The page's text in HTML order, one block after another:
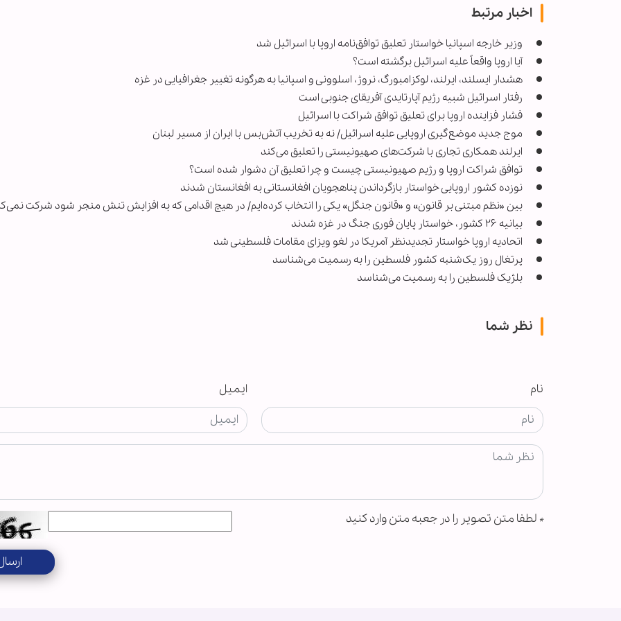
اخبار مرتبط
وزیر خارجه اسپانیا خواستار تعلیق توافق‌نامه اروپا با اسرائیل شد
آیا اروپا واقعاً علیه اسرائیل برگشته است؟
هشدار ایسلند، ایرلند، لوکزامبورگ، نروژ، اسلوونی و اسپانیا به هرگونه تغییر جغرافیایی در غزه
رفتار اسرائیل شبیه رژیم آپارتایدی آفریقای جنوبی است
فشار فزاینده اروپا برای تعلیق توافق شراکت با اسرائیل
موج جدید موضع‌گیری اروپایی علیه اسرائیل/ نه به تخریب آتش‌بس با ایران از مسیر لبنان
ایرلند همکاری تجاری با شرکت‌های صهیونیستی را تعلیق می‌کند
توافق شراکت اروپا و رژیم صهیونیستی چیست و چرا تعلیق آن دشوار شده است؟
نوزده کشور اروپایی خواستار بازگرداندن پناهجویان افغانستانی به افغانستان شدند
بین «نظم مبتنی بر قانون» و «قانون جنگل» یکی را انتخاب کرده‌ایم/ در هیچ اقدامی که به افزایش تنش منجر شود شرکت
بیانیه ۲۶ کشور، خواستار پایان فوری جنگ در غزه شدند
اتحادیه اروپا خواستار تجدیدنظر آمریکا در لغو ویزای مقامات فلسطینی شد
پرتغال روز یک‌شنبه کشور فلسطین را به رسمیت می‌شناسد
بلژیک فلسطین را به رسمیت می‌شناسد
نظر شما
نام ایمیل
* لطفا متن تصویر را در جعبه متن وارد کنید